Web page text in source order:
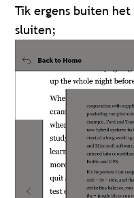
Tik ergens buiten
sluiten;